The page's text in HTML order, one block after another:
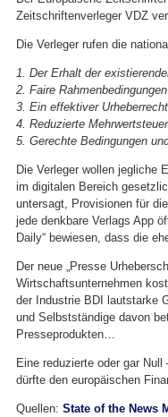
Zeitschriftenverleger VDZ
Die Verleger rufen die
1. Der Erhalt der
2. Faire
3. Ein effektiver
4. Reduzierte
5. Gerechte Bedingungen
Die Verleger wollen jegliche
im digitalen Bereich
untersagt, Provisionen für
jede denkbare Verlags App
Daily“ bewiesen, dass die
Der neue „Presse
Wirtschaftsunternehmen
der Industrie BDI lautstarke
und Selbstständige davon
Presseprodukten…
Eine reduzierte oder gar
dürfte den europäischen
Quellen: State of the News